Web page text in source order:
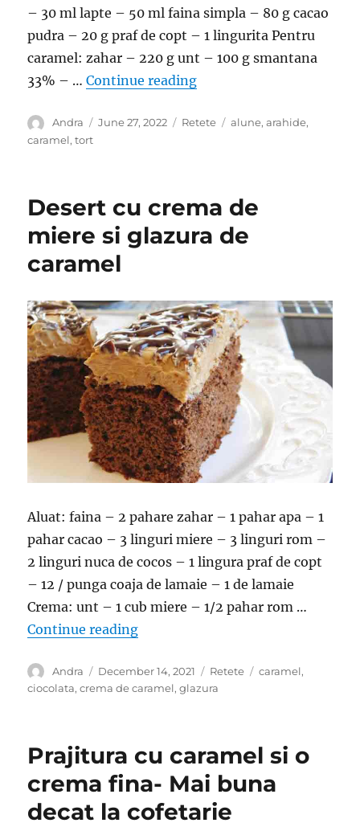
– 30 ml lapte – 50 ml faina simpla – 80 g cacao
pudra – 20 g praf de copt – 1 lingurita Pentru
caramel: zahar – 220 g unt – 100 g smantana
33% – …Continue reading“Tort Snickers cu alune,
Author
Andra
Posted
June 27, 2022 Categories
Retete Tags
alune,arahide,
caramel,tort
Desert cu crema de
miere si glazura de
caramel
Aluat: faina – 2 pahare zahar – 1 pahar apa – 1
pahar cacao – 3 linguri miere – 3 linguri rom –
2 linguri nuca de cocos – 1 lingura praf de copt
– 12 / punga coaja de lamaie – 1 de lamaie
Crema: unt – 1 cub miere – 1/2 pahar rom …
Continue reading“Desert cu crema de miere si
Author
Andra
Posted
on
December 14, 2021 Categories
Retete Tags
caramel,
ciocolata,crema de caramel,glazura
Prajitura cu caramel si o
crema fina- Mai buna
decat la cofetarie